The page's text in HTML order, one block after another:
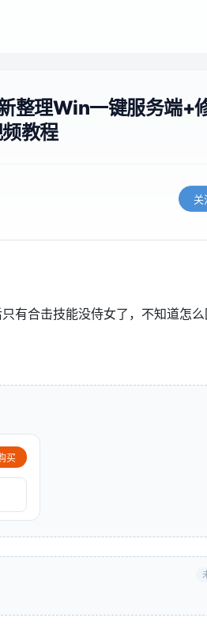
整理Win一键服务端+
教程
关
有合击技能没侍女了，不知道怎
买